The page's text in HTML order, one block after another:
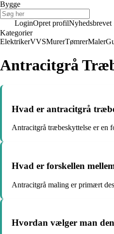
Bygge
LoginOpret profilNyhedsbrevet
Kategorier
ElektrikerVVSMurerTømrerMaler
Antracitgrå
Hvad er antracitgrå
Antracitgrå træbeskyttelse er en
Hvad er forskellen
Antracitgrå maling er primært
Hvordan vælger man